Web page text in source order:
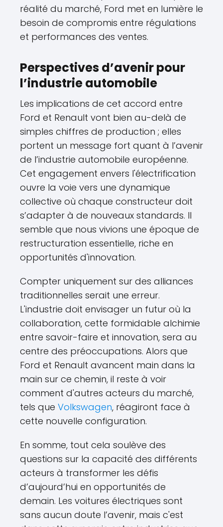
réalité du marché, Ford met en lumière le
besoin de compromis entre régulations
et performances des ventes.
Perspectives d’avenir pour
l’industrie automobile
Les implications de cet accord entre
Ford et Renault vont bien au-delà de
simples chiffres de production ; elles
portent un message fort quant à l’avenir
de l’industrie automobile européenne.
Cet engagement envers l'électrification
ouvre la voie vers une dynamique
collective où chaque constructeur doit
s’adapter à de nouveaux standards. Il
semble que nous vivions une époque de
restructuration essentielle, riche en
opportunités d'innovation.
Compter uniquement sur des alliances
traditionnelles serait une erreur.
L'industrie doit envisager un futur où la
collaboration, cette formidable alchimie
entre savoir-faire et innovation, sera au
centre des préoccupations. Alors que
Ford et Renault avancent main dans la
main sur ce chemin, il reste à voir
comment d'autres acteurs du marché,
tels que Volkswagen, réagiront face à
cette nouvelle configuration.
En somme, tout cela soulève des
questions sur la capacité des différents
acteurs à transformer les défis
d’aujourd’hui en opportunités de
demain. Les voitures électriques sont
sans aucun doute l’avenir, mais c'est